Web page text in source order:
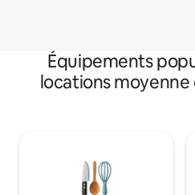
Équipements
locations